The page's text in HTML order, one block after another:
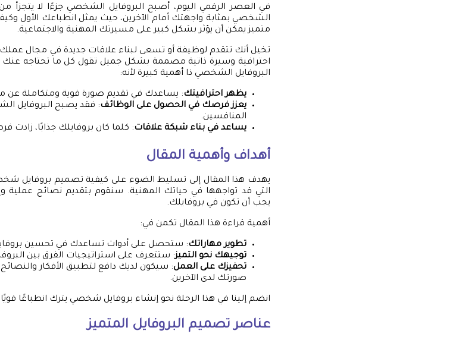
في العصر الرقمي اليوم، أصبح البروفايل الشخصي جزءًا لا يتجزأ من
الشخصي بمثابة واجهتك أمام الآخرين، حيث يمثل انطباعك الأول
متميز يمكن أن يؤثر بشكل كبير على مسيرتك المهنية والاجتماعية.
تخيل أنك تتقدم لوظيفة أو تسعى لبناء علاقات جديدة في مجال
احترافية وسيرة ذاتية مصممة بشكل جميل تقول كل ما تحتاجه
البروفايل الشخصي ذا أهمية كبيرة لأنه:
يظهر احترافيتك: يساعدك في تقديم صورة قوية ومتكاملة عن
يعزز فرصك في الحصول على الوظائف: فقد يصبح البروفايل
المنافسين.
يساعد في بناء شبكة علاقات: كلما كان بروفايلك جذابًا، زادت
أهداف وأهمية المقال
يهدف هذا المقال إلى تسليط الضوء على كيفية تصميم بروفايل
التي قد تواجهها في حياتك المهنية. سنقوم بتقديم نصائح عملية
يجب أن تكون في بروفايلك.
أهمية قراءة هذا المقال تكمن في:
تطوير مهاراتك: ستحصل على أدوات تساعدك في تحسين
توجيهك نحو التميز: ستتعرف على استراتيجيات الفرق بين
تحفيزك على العمل: سيكون لديك دافع لتطبيق الأفكار
صورتك لدى الآخرين.
انضم إلينا في هذا الرحلة نحو إنشاء بروفايل شخصي يترك انطباعًا
عناصر تصميم البروفايل المتميز